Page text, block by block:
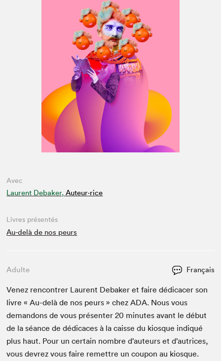
Avec
Laurent Debaker, Auteur·rice
Livres présentés
Au-delà de nos peurs
Adulte Français
Venez ren­con­tr­er Lau­rent Debak­er et faire dédi­cac­er son
livre « Au-delà de nos peurs » chezADA. Nous vous
deman­dons de vous présen­ter20 min­utes avant le début
de la séance de dédi­caces à la caisse du kiosque indiqué
plus haut. Pour un cer­tain nom­bre d’auteurs et d’autrices,
vous devrez vous faire remet­tre un coupon au kiosque.